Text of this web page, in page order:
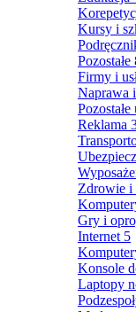
Kursy i
Pozostałe
Firmy i
Naprawa
Pozostałe
Reklama
Zdrowie i
Gry i
Internet 5
Konsole
Laptopy